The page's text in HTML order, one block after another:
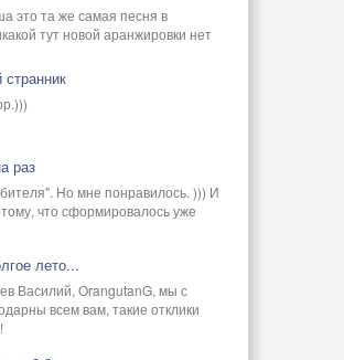
это та же самая песня в
тут новой аранжировки нет
раз
Но мне понравилось. ))) И
что сформировалось уже
лето...
Василий, OrangutanG, мы с
всем вам, такие отклики